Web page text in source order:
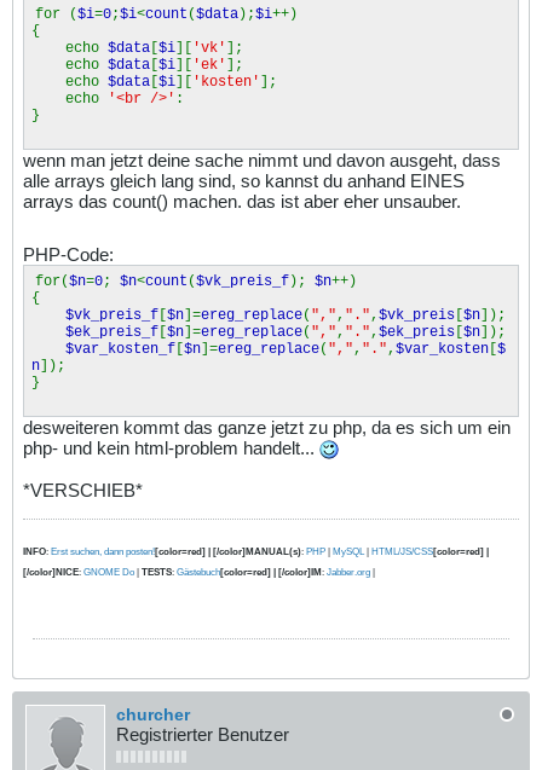
for ($i=0;$i<count ($data );$i++)
{
echo $data $i 'vk'
];
echo $data $i 'ek'
];
echo $data $i 'kosten'
];
echo
'<br />' :
}
wenn man jetzt deine sache nimmt und davon ausgeht, dass
alle arrays gleich lang sind, so kannst du anhand EINES
arrays das count() machen. das ist aber eher unsauber.
PHP-Code:
for($n=0; $n<count ($vk_preis_f ); $n++)
{
$vk_preis_f $n ]=ereg_replace( ",", ".", $vk_preis $n ]);
$ek_preis_f $n ]=ereg_replace( ",", ".", $ek_preis $n ]);
$var_kosten_f $n ]=ereg_replace( ",", ".", $var_kosten $
n ]);
}
desweiteren kommt das ganze jetzt zu php, da es sich um ein
php- und kein html-problem handelt...
*VERSCHIEB*
INFO: Erst suchen, dann posten![color=red] | [/color]MANUAL(s): PHP MySQL| HTML/JS/CSS[color=red] |
[/color]NICE: GNOME Do TESTS: Gästebuch[color=red] | [/color]IM : Jabber.org
churcher
Registrierter Benutzer